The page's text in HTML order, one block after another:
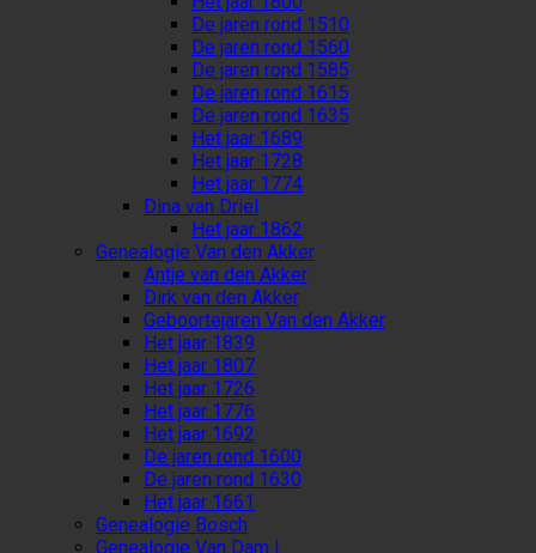
De jaren rond 1510
De jaren rond 1560
De jaren rond 1585
De jaren rond 1615
De jaren rond 1635
Het jaar 1689
Het jaar 1728
Het jaar 1774
Dina van Driel
Het jaar 1862
Genealogie Van den Akker
Antje van den Akker
Dirk van den Akker
Geboortejaren Van den Akker
Het jaar 1839
Het jaar 1807
Het jaar 1726
Het jaar 1776
Het jaar 1692
De jaren rond 1600
De jaren rond 1630
Het jaar 1661
Genealogie Bosch
Genealogie Van Dam I